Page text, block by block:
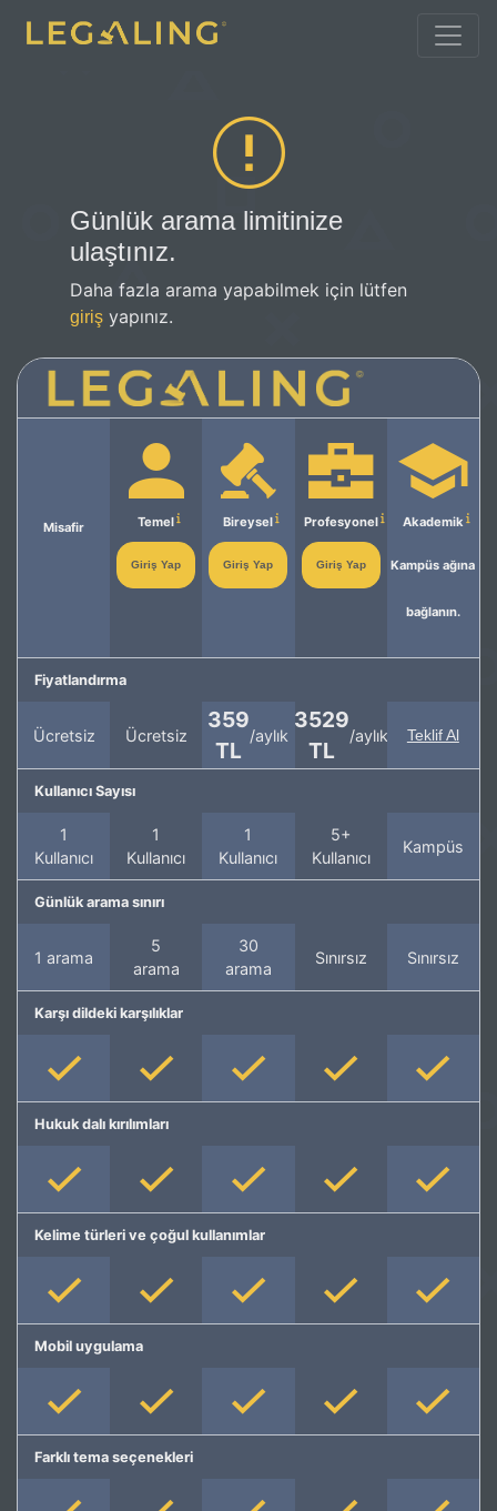
Günlük arama limitinize
ulaştınız.
Daha fazla arama yapabilmek için lütfen
giriş yapınız.
Misafir Temel
Giriş Yap
Bireysel
Giriş Yap
Profesyonel
Giriş Yap
Akademik
Kampüs ağına
bağlanın.
Fiyatlandırma
Ücretsiz Ücretsiz
359
TL
/aylık
3529
TL
/aylık Teklif Al
Kullanıcı Sayısı
1
Kullanıcı
1
Kullanıcı
1
Kullanıcı
5+
Kullanıcı
Kampüs
Günlük arama sınırı
1 arama
5
arama
30
arama
Sınırsız Sınırsız
Karşı dildeki karşılıklar
Hukuk dalı kırılımları
Kelime türleri ve çoğul kullanımlar
Mobil uygulama
Farklı tema seçenekleri